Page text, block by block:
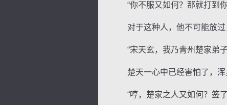
“你不服又如何？那就打到你
对于这种人，他不可能放过
“宋天玄，我乃青州楚家弟子
楚天一心中已经害怕了，浑
“哼，楚家之人又如何？签了